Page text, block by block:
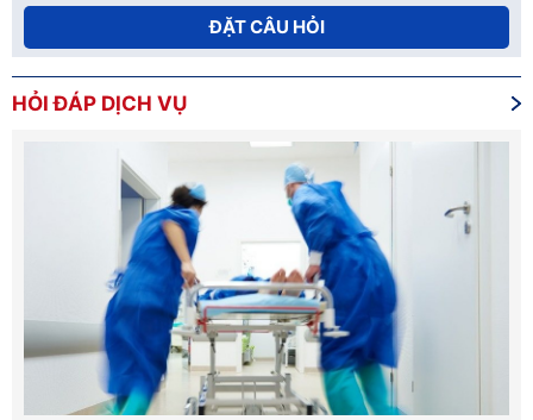
ĐẶT CÂU HỎI
HỎI ĐÁP DỊCH VỤ